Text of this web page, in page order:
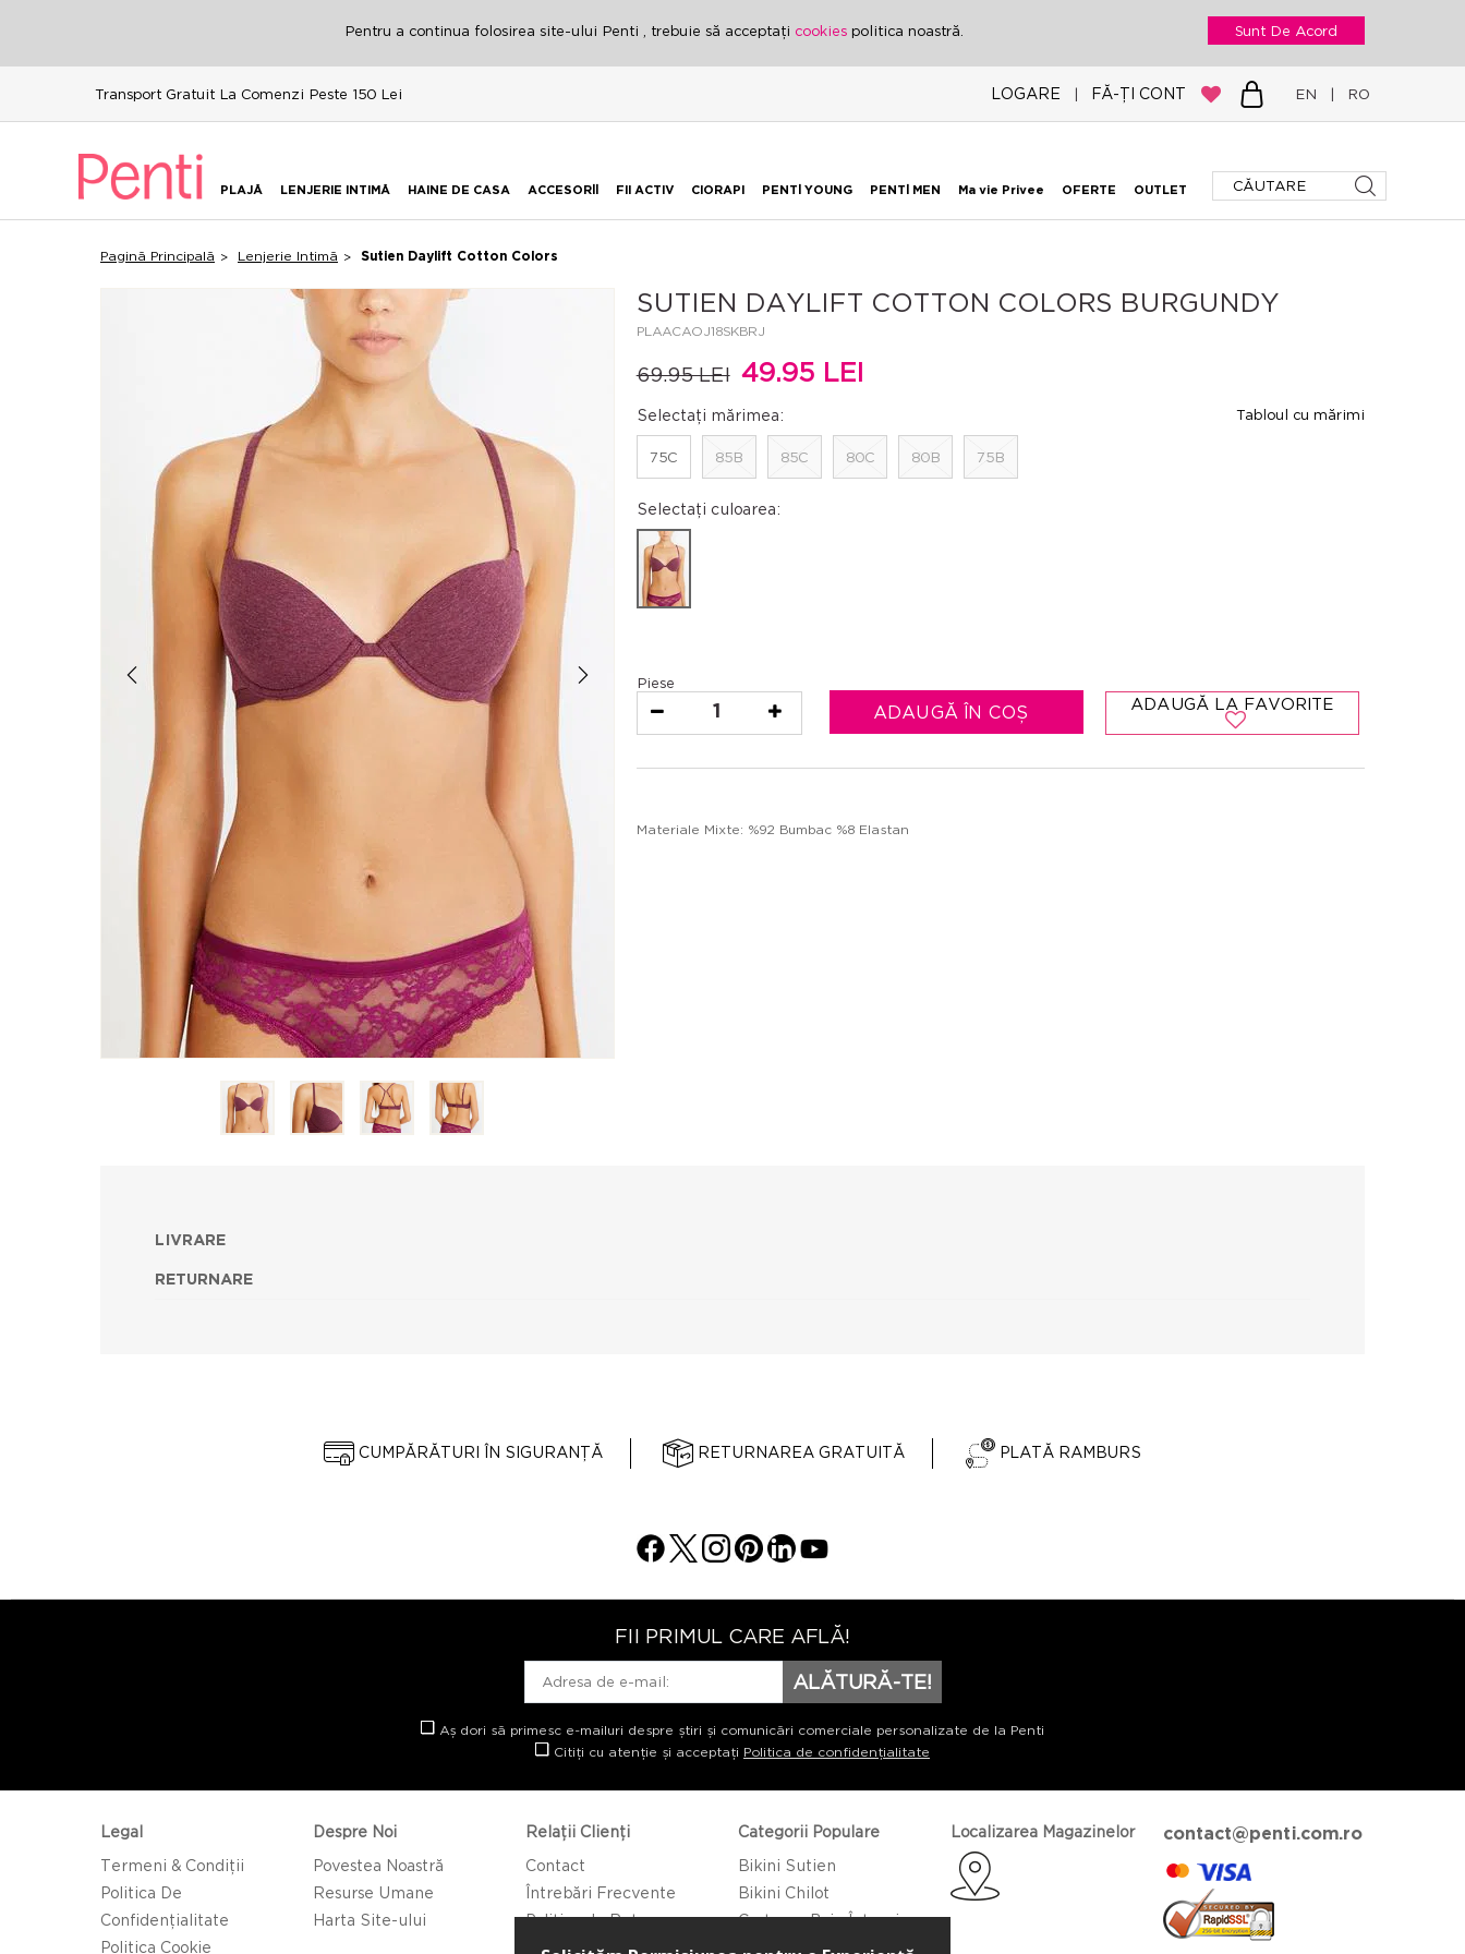
Pentru a continua folosirea site-ului Penti , trebuie să acceptați cookies politica noastră. Sunt De Acord
Transport Gratuit La Comenzi Peste 150 Lei LOGARE | FĂ-ȚI CONT EN | RO
PLAJĂ LENJERIE INTIMĂ HAINE DE CASA ACCESORİİ FII ACTIV CIORAPI PENTİ YOUNG PENTİ MEN Ma vie Privee OFERTE OUTLET
Pagină Principală Lenjerie Intimă Sutien Daylift Cotton Colors
SUTIEN DAYLIFT COTTON COLORS BURGUNDY
PLAACAOJ18SKBRJ
69.95 LEI 49.95 LEI
Selectați mărimea: Tabloul cu mărimi
75C 85B 85C 80C 80B 75B
Selectați culoarea:
Piese
1 ADAUGĂ ÎN COȘ ADAUGĂ LA FAVORITE
Materiale Mixte: %92 Bumbac %8 Elastan
LIVRARE
RETURNARE
CUMPĂRĂTURI ÎN SIGURANȚĂ RETURNAREA GRATUITĂ PLATĂ RAMBURS
FII PRIMUL CARE AFLĂ!
ALĂTURĂ-TE!
Aș dori să primesc e-mailuri despre știri și comunicări comerciale personalizate de la Penti
Citiți cu atenție și acceptați Politica de confidențialitate
Legal
Termeni & Condiții
Politica De
Confidențialitate
Politica Cookie
Despre Noi
Povestea Noastră
Resurse Umane
Harta Site-ului
Relații Clienți
Contact
Întrebări Frecvente
Politica de Returnare
Categorii Populare
Bikini Sutien
Bikini Chilot
Costume Baie Întregi
Caftan/Pareo
Localizarea Magazinelor contact@penti.com.ro